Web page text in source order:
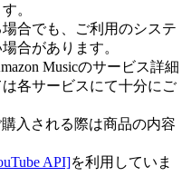
。
合でも、ご利用のシステ
合があります。
Musicのサービス詳細
各サービスにて十分にご
購入される際は商品の内容
API]を利用していま